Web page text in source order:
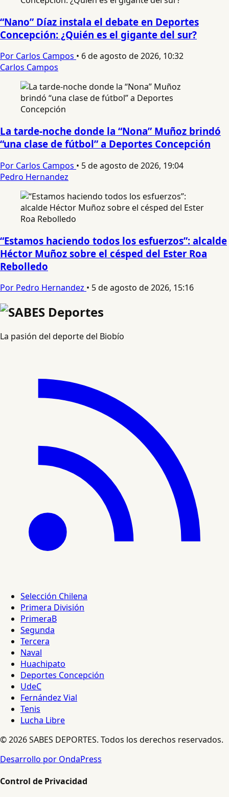
“Nano” Díaz instala el debate en Deportes
Concepción: ¿Quién es el gigante del sur?
Por Carlos Campos • 6 de agosto de 2026, 10:32
Carlos Campos
La tarde-noche donde la “Nona” Muñoz brindó
“una clase de fútbol” a Deportes Concepción
Por Carlos Campos • 5 de agosto de 2026, 19:04
Pedro Hernandez
“Estamos haciendo todos los esfuerzos”: alcalde
Héctor Muñoz sobre el césped del Ester Roa
Rebolledo
Por Pedro Hernandez • 5 de agosto de 2026, 15:16
La pasión del deporte del Biobío
Selección Chilena
Primera División
PrimeraB
Segunda
Tercera
Naval
Huachipato
Deportes Concepción
UdeC
Fernández Vial
Tenis
Lucha Libre
© 2026 SABES DEPORTES. Todos los derechos reservados.
Desarrollo por OndaPress
Control de Privacidad